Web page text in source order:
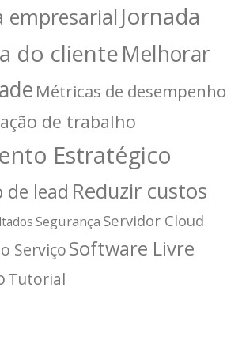
empresarial Jornada
do clienteMelhorar
Métricas de desempenho
de trabalho
Estratégico
de lead Reduzir custos
Segurança Servidor Cloud
ServiçoSoftware Livre
Tutorial